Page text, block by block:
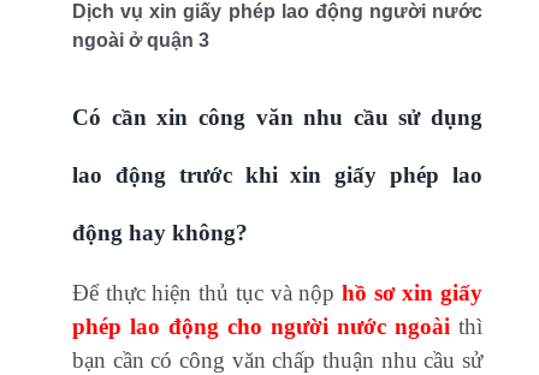
Dịch vụ xin giấy phép lao động người nước
ngoài ở quận 3
Có cần xin công văn nhu cầu sử dụng
lao động trước khi xin giấy phép lao
động hay không?
Để thực hiện thủ tục và nộp hồ sơ xin giấy
phép lao động cho người nước ngoài thì
bạn cần có công văn chấp thuận nhu cầu sử